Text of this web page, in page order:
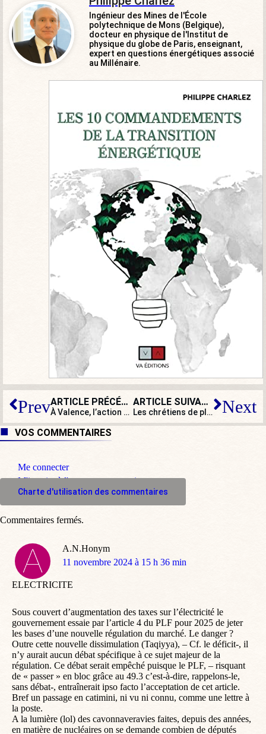
Ingénieur des Mines de l'École
polytechnique de Mons (Belgique),
docteur en physique de l'Institut de
physique du globe de Paris, enseignant,
expert en questions énergétiques associé
au Millénaire.
Prev ARTICLE PRÉCÉDENT
À Valence, l’action de l’Église catholique occultée par les médias français
ARTICLE SUIVANT
Les chrétiens de plus en plus persécutés, les ONG toujours indifférentes Next
VOS COMMENTAIRES
Me connecter
M'inscrire à l'espace commentaire
Charte d'utilisation des commentaires
A.N.Honym
dit
11 novembre 2024 à 15 h 36 min
ELECTRICITE
Sous couvert d’augmentation des taxes sur l’électricité le
gouvernement essaie par l’article 4 du PLF pour 2025 de jeter
les bases d’une nouvelle régulation du marché. Le danger ?
Outre cette nouvelle dissimulation (Taqiyya), – Cf. le déficit-, il
n’y aurait aucun débat spécifique à ce sujet majeur de la
régulation. Ce débat serait empêché puisque le PLF, – risquant
de « passer » en bloc grâce au 49.3 c’est-à-dire, rappelons-le,
sans débat-, entraînerait ipso facto l’acceptation de cet article.
Bref un passage en catimini, ni vu ni connu, comme une lettre à
la poste.
A la lumière (lol) des cavonnaveravies faites, depuis des années,
en matière de nucléaires on se demande combien de députés
Commentaires fermés.